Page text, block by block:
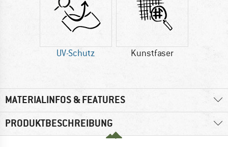
UV-Schutz Kunstfaser
MATERIALINFOS & FEATURES
PRODUKTBESCHREIBUNG